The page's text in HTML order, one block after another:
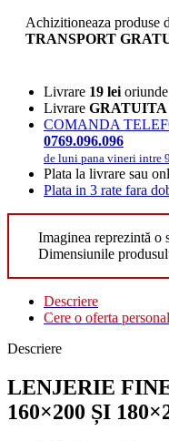
Achizitioneaza produse
TRANSPORT
Livrare 19 lei
Livrare GRATUITA
COMANDA
0769.096.096
de luni pana vineri intre
Plata la livrare sau
Plata in 3 rate fara
Imaginea reprezintă o
Dimensiunile
Descriere
Cere o oferta
Descriere
LENJERIE
160×200 ȘI